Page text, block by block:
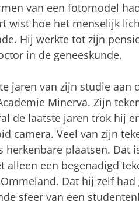
van een fotomodel
wist hoe het menselijk
Hij werkte tot zijn
in de geneeskunde.
jaren van zijn studie aan
Minerva. Zijn
de laatste jaren trok hij
camera. Veel van zijn
herkenbare plaatsen. Dat
alleen een begenadigd
Dat hij zelf
sfeer van een